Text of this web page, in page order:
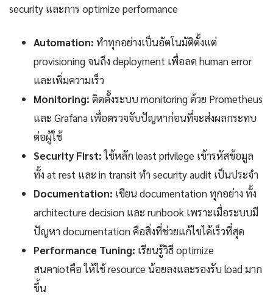
security และการ optimize performance
Automation: ทำทุกอย่างเป็นอัตโนมัติตั้งแต่
provisioning จนถึง deployment เพื่อลด human error
และเพิ่มความเร็ว
Monitoring: ติดตั้งระบบ monitoring ด้วย Prometheus
และ Grafana เพื่อตรวจจับปัญหาก่อนที่จะส่งผลกระทบ
ต่อผู้ใช้
Security First:ใช้หลัก least privilege เข้ารหัสข้อมูล
ทั้ง at rest และ in transit ทำ security audit เป็นประจำ
Documentation: เขียน documentation ทุกอย่าง ทั้ง
architecture decision และ runbook เพราะเมื่อระบบมี
ปัญหา documentation คือสิ่งที่ช่วยแก้ไขได้เร็วที่สุด
Performance Tuning: เรียนรู้วิธี optimize
สนคาiotคือ ให้ใช้ resource น้อยลงและรองรับ load มาก
ขึ้น